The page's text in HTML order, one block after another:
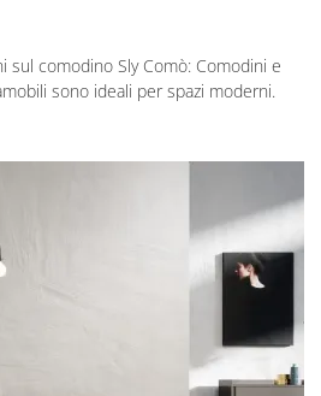
sul comodino Sly Comò: Comodini e
sono ideali per spazi moderni.